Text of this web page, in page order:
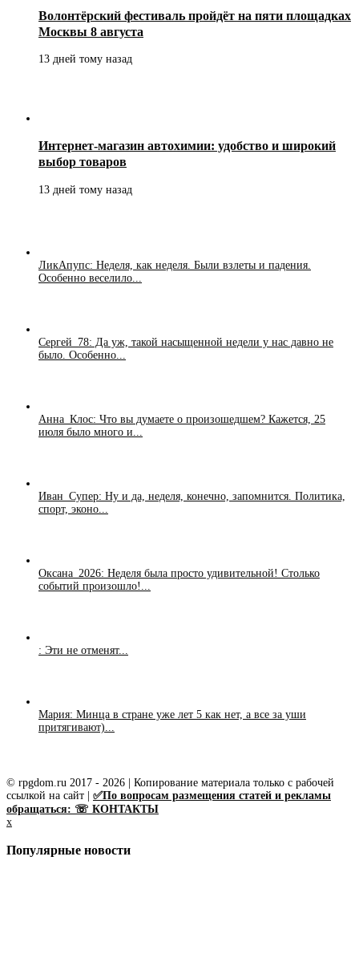
Волонтёрский фестиваль пройдёт на пяти площадках
Москвы 8 августа
13 дней тому назад
Интернет-магазин автохимии: удобство и широкий
выбор товаров
13 дней тому назад
ЛикАпупс: Неделя, как неделя. Были взлеты и падения.
Особенно веселило...
Сергей_78: Да уж, такой насыщенной недели у нас давно не
было. Особенно...
Анна_Клос: Что вы думаете о произошедшем? Кажется, 25
июля было много и...
Иван_Супер: Ну и да, неделя, конечно, запомнится. Политика,
спорт, эконо...
Оксана_2026: Неделя была просто удивительной! Столько
событий произошло!...
: Эти не отменят...
Мария: Минца в стране уже лет 5 как нет, а все за уши
притягивают)...
© rpgdom.ru 2017 - 2026 | Копирование материала только с рабочей
ссылкой на сайт | ✅По вопросам размещения статей и рекламы
обращаться: ☏ КОНТАКТЫ
x
Популярные новости